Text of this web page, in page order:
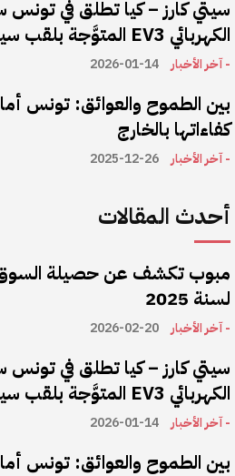
سيتي كارز – كيا تطلق في تونس
الكهربائي EV3 المتوَّجة بلقب سيارة العام عالميًا
- آخر الأخبار 2026-01-14
بين الطموح والعوائق: تونس
كفاءاتها بالخارج
- آخر الأخبار 2025-12-26
أحدث المقالات
مبوب تكشف عن حصيلة السوق
لسنة 2025
- آخر الأخبار 2026-02-20
سيتي كارز – كيا تطلق في تونس
الكهربائي EV3 المتوَّجة بلقب سيارة العام عالميًا
- آخر الأخبار 2026-01-14
بين الطموح والعوائق: تونس